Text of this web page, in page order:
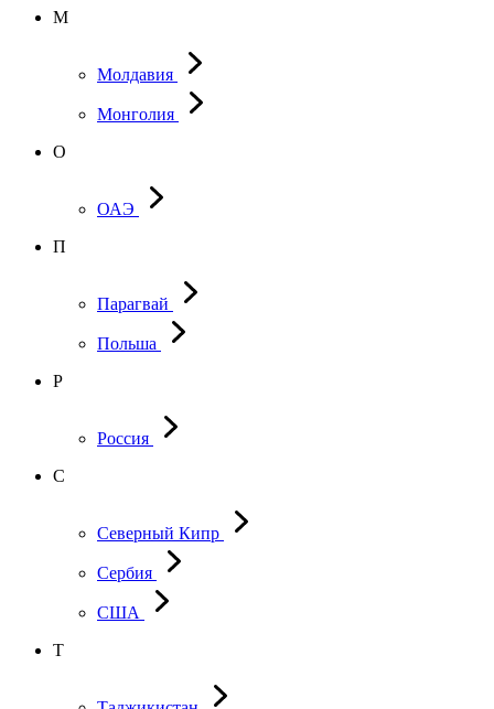
М
Молдавия
Монголия
О
ОАЭ
П
Парагвай
Польша
Р
Россия
С
Северный Кипр
Сербия
США
Т